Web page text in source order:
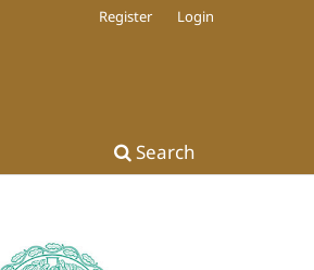
Search
Register Login